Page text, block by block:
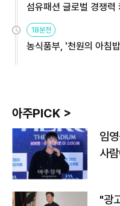
섬유패션 글로벌 경쟁
18분전
농식품부, '천원의 아침
아주PICK >
임
사
"광